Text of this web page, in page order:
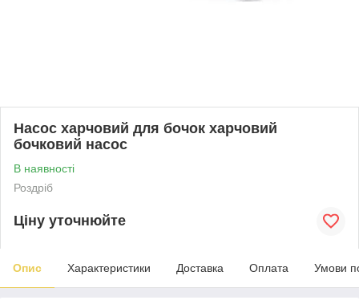
Насос харчовий для бочок харчовий
бочковий насос
В наявності
Роздріб
Ціну уточнюйте
Опис Характеристики Доставка Оплата Умови